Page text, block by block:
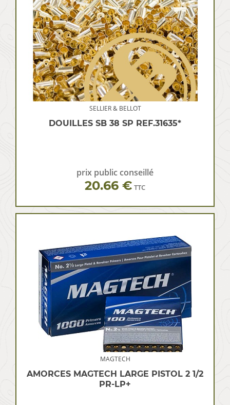
SELLIER & BELLOT
DOUILLES SB 38 SP REF.31635*
prix public conseillé
20.66 € TTC
MAGTECH
AMORCES MAGTECH LARGE PISTOL 2 1/2
PR-LP+